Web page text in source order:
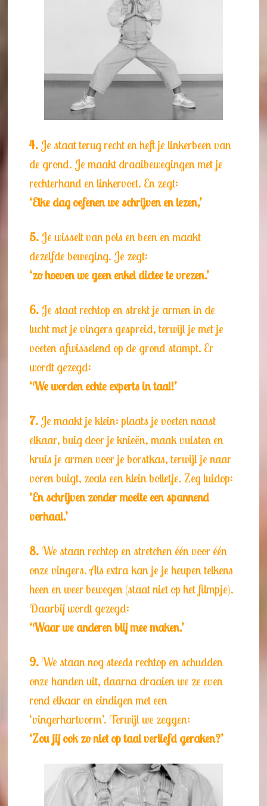
4. Je staat terug recht en heft je linkerbeen van
de grond. Je maakt draaibewegingen met je
rechterhand en linkervoet. En zegt:
‘Elke dag oefenen we schrijven en lezen,’
5. Je wisselt van pols en been en maakt
dezelfde beweging. Je zegt:
‘zo hoeven we geen enkel dictee te vrezen.’
6. Je staat rechtop en strekt je armen in de
lucht met je vingers gespreid, terwijl je met je
voeten afwisselend op de grond stampt. Er
wordt gezegd:
‘We worden echte experts in taal!’
7. Je maakt je klein: plaats je voeten naast
elkaar, buig door je knieën, maak vuisten en
kruis je armen voor je borstkas, terwijl je naar
voren buigt, zoals een klein bolletje. Zeg luidop:
‘En schrijven zonder moeite een spannend
verhaal.’
8. We staan rechtop en stretchen één voor één
onze vingers. Als extra kan je je heupen telkens
heen en weer bewegen (staat niet op het filmpje).
Daarbij wordt gezegd:
‘Waar we anderen blij mee maken.’
9. We staan nog steeds rechtop en schudden
onze handen uit, daarna draaien we ze even
rond elkaar en eindigen met een
‘vingerhartvorm’. Terwijl we zeggen:
‘Zou jij ook zo niet op taal verliefd geraken?’